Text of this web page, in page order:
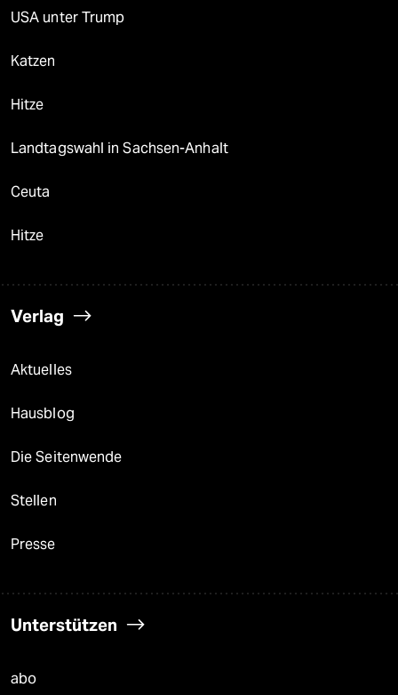
USA unter Trump
Katzen
Hitze
Landtagswahl in Sachsen-Anhalt
Ceuta
Hitze
Verlag
Aktuelles
Hausblog
Die Seitenwende
Stellen
Presse
Unterstützen
abo